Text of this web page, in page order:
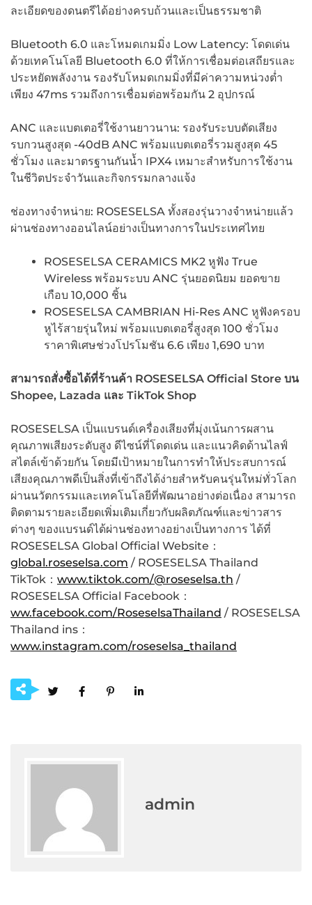
ละเอียดของดนตรีได้อย่างครบถ้วนและเป็นธรรมชาติ
Bluetooth 6.0 และโหมดเกมมิ่ง Low Latency: โดดเด่น
ด้วยเทคโนโลยี Bluetooth 6.0 ที่ให้การเชื่อมต่อเสถียรและ
ประหยัดพลังงาน รองรับโหมดเกมมิ่งที่มีค่าความหน่วงต่ำ
เพียง 47ms รวมถึงการเชื่อมต่อพร้อมกัน 2 อุปกรณ์
ANC และแบตเตอรี่ใช้งานยาวนาน: รองรับระบบตัดเสียง
รบกวนสูงสุด -40dB ANC พร้อมแบตเตอรี่รวมสูงสุด 45
ชั่วโมง และมาตรฐานกันน้ำ IPX4 เหมาะสำหรับการใช้งาน
ในชีวิตประจำวันและกิจกรรมกลางแจ้ง
ช่องทางจำหน่าย: ROSESELSA ทั้งสองรุ่นวางจำหน่ายแล้ว
ผ่านช่องทางออนไลน์อย่างเป็นทางการในประเทศไทย
ROSESELSA CERAMICS MK2 หูฟัง True
Wireless พร้อมระบบ ANC รุ่นยอดนิยม ยอดขาย
เกือบ 10,000 ชิ้น
ROSESELSA CAMBRIAN Hi-Res ANC หูฟังครอบ
หูไร้สายรุ่นใหม่ พร้อมแบตเตอรี่สูงสุด 100 ชั่วโมง
ราคาพิเศษช่วงโปรโมชัน 6.6 เพียง 1,690 บาท
สามารถสั่งซื้อได้ที่ร้านค้า ROSESELSA Official Store บน
Shopee, Lazada และ TikTok Shop
ROSESELSA เป็นแบรนด์เครื่องเสียงที่มุ่งเน้นการผสาน
คุณภาพเสียงระดับสูง ดีไซน์ที่โดดเด่น และแนวคิดด้านไลฟ์
สไตล์เข้าด้วยกัน โดยมีเป้าหมายในการทำให้ประสบการณ์
เสียงคุณภาพดีเป็นสิ่งที่เข้าถึงได้ง่ายสำหรับคนรุ่นใหม่ทั่วโลก
ผ่านนวัตกรรมและเทคโนโลยีที่พัฒนาอย่างต่อเนื่อง สามารถ
ติดตามรายละเอียดเพิ่มเติมเกี่ยวกับผลิตภัณฑ์และข่าวสาร
ต่างๆ ของแบรนด์ได้ผ่านช่องทางอย่างเป็นทางการ ได้ที่
ROSESELSA Global Official Website：
global.roseselsa.com / ROSESELSA Thailand
TikTok： www.tiktok.com/@roseselsa.th /
ROSESELSA Official Facebook：
ww.facebook.com/RoseselsaThailand / ROSESELSA
Thailand ins：
www.instagram.com/roseselsa_thailand
admin